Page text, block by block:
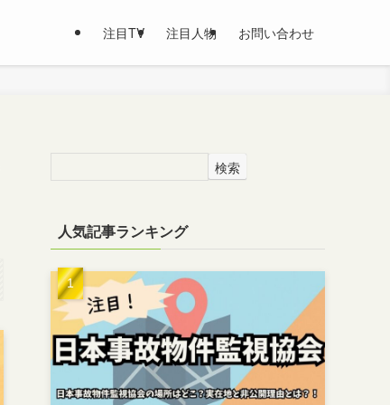
注目TV 注目人物 お問い合わせ
検索
人気記事ランキング